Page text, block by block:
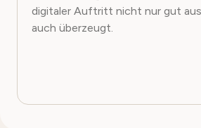
digitaler Auftritt nicht nur gut
auch überzeugt.